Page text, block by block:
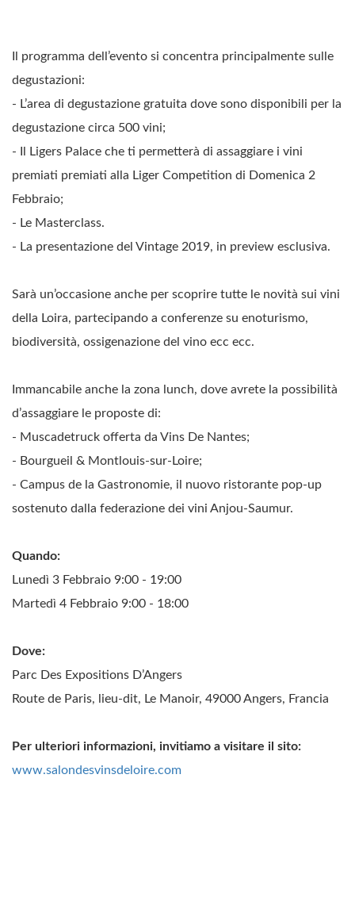
Il programma dell’evento si concentra principalmente sulle
degustazioni:
- L’area di degustazione gratuita dove sono disponibili per la
degustazione circa 500 vini;
- Il Ligers Palace che ti permetterà di assaggiare i vini
premiati premiati alla Liger Competition di Domenica 2
Febbraio;
- Le Masterclass.
- La presentazione del Vintage 2019, in preview esclusiva.
Sarà un’occasione anche per scoprire tutte le novità sui vini
della Loira, partecipando a conferenze su enoturismo,
biodiversità, ossigenazione del vino ecc ecc.
Immancabile anche la zona lunch, dove avrete la possibilità
d’assaggiare le proposte di:
- Muscadetruck offerta da Vins De Nantes;
- Bourgueil & Montlouis-sur-Loire;
- Campus de la Gastronomie, il nuovo ristorante pop-up
sostenuto dalla federazione dei vini Anjou-Saumur.
Quando:
Lunedì 3 Febbraio 9:00 - 19:00
Martedì 4 Febbraio 9:00 - 18:00
Dove:
Parc Des Expositions D’Angers
Route de Paris, lieu-dit, Le Manoir, 49000 Angers, Francia
Per ulteriori informazioni, invitiamo a visitare il sito:
www.salondesvinsdeloire.com